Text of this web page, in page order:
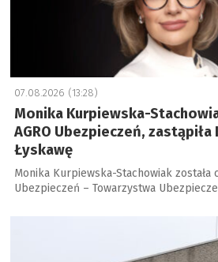
07.08.2026 (13:28)
Monika Kurpiewska-
AGRO Ubezpieczeń,
Łyskawę
Monika Kurpiewska-Stachowiak została
Ubezpieczeń – Towarzystwa